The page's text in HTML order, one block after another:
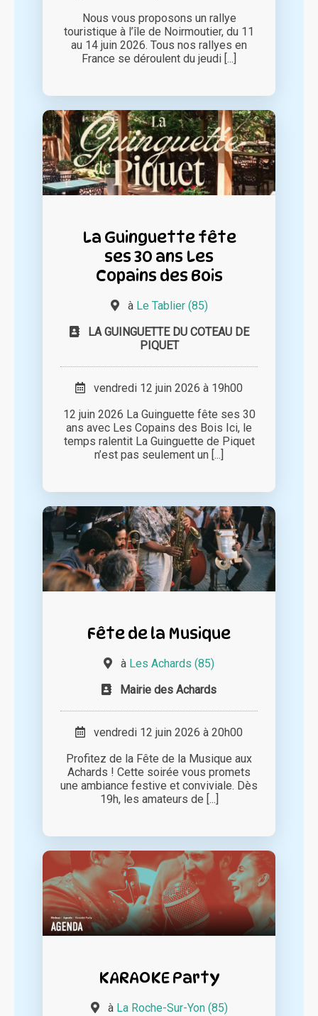
Nous vous proposons un rallye
touristique à l’île de Noirmoutier, du 11
au 14 juin 2026. Tous nos rallyes en
France se déroulent du jeudi [...]
La Guinguette fête
ses 30 ans Les
Copains des Bois
à Le Tablier (85)
LA GUINGUETTE DU COTEAU DE
PIQUET
vendredi 12 juin 2026 à 19h00
12 juin 2026 La Guinguette fête ses 30
ans avec Les Copains des Bois Ici, le
temps ralentit La Guinguette de Piquet
n’est pas seulement un [...]
Fête de la Musique
à Les Achards (85)
Mairie des Achards
vendredi 12 juin 2026 à 20h00
Profitez de la Fête de la Musique aux
Achards ! Cette soirée vous promets
une ambiance festive et conviviale. Dès
19h, les amateurs de [...]
KARAOKE Party
à La Roche-Sur-Yon (85)